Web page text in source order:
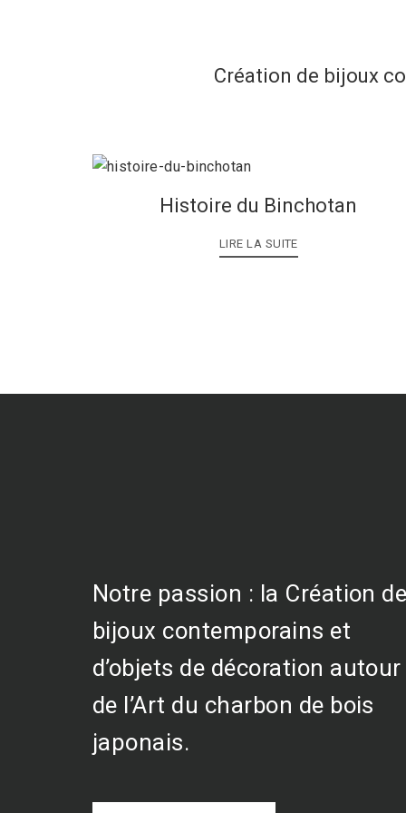
Création de bijoux
Histoire du Binchotan
LIRE LA SUITE
Notre passion : la Création
bijoux contemporains et
d’objets de décoration autour
de l’Art du charbon de bois
japonais.